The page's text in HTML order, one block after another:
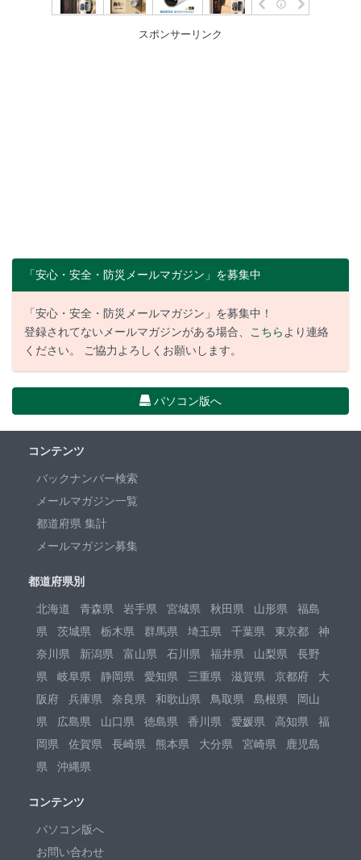
スポンサーリンク
「安心・安全・防災メールマガジン」を募集中
「安心・安全・防災メールマガジン」を募集中！
登録されてないメールマガジンがある場合、 こちらより連絡
ください。 ご協力よろしくお願いします。
パソコン版へ
コンテンツ
バックナンバー検索
メールマガジン一覧
都道府県 集計
メールマガジン募集
都道府県別
北海道
青森県 岩手県 宮城県 秋田県 山形県
福島
県
茨城県 栃木県 群馬県 埼玉県 千葉県 東京都
神
奈川県
新潟県 富山県 石川県 福井県 山梨県
長野
県
岐阜県 静岡県 愛知県 三重県 滋賀県 京都府
大
阪府
兵庫県 奈良県 和歌山県 鳥取県 島根県
岡山
県
広島県 山口県 徳島県 香川県 愛媛県 高知県
福
岡県
佐賀県 長崎県 熊本県 大分県 宮崎県
鹿児島
県
沖縄県
コンテンツ
パソコン版へ
お問い合わせ